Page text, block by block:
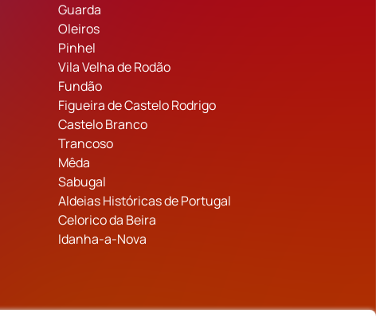
Guarda
Oleiros
Pinhel
Vila Velha de Rodão
Fundão
Figueira de Castelo Rodrigo
Castelo Branco
Trancoso
Mêda
Sabugal
Aldeias Históricas de Portugal
Celorico da Beira
Idanha-a-Nova